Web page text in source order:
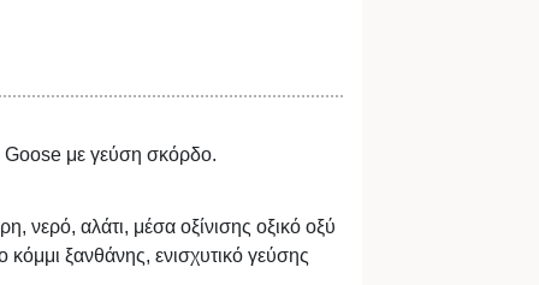
με γεύση σκόρδο.
νερό, αλάτι, μέσα οξίνισης οξικό οξύ
κόμμι ξανθάνης, ενισχυτικό γεύσης